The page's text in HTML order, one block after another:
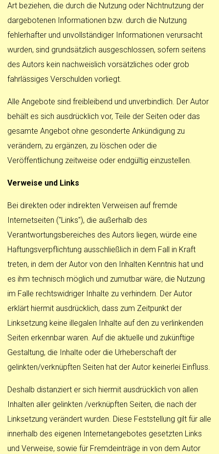
Art beziehen, die durch die Nutzung oder Nichtnutzung der
dargebotenen Informationen bzw. durch die Nutzung
fehlerhafter und unvollständiger Informationen verursacht
wurden, sind grundsätzlich ausgeschlossen, sofern seitens
des Autors kein nachweislich vorsätzliches oder grob
fahrlässiges Verschulden vorliegt.
Alle Angebote sind freibleibend und unverbindlich. Der Autor
behält es sich ausdrücklich vor, Teile der Seiten oder das
gesamte Angebot ohne gesonderte Ankündigung zu
verändern, zu ergänzen, zu löschen oder die
Veröffentlichung zeitweise oder endgültig einzustellen.
Verweise und Links
Bei direkten oder indirekten Verweisen auf fremde
Internetseiten ("Links"), die außerhalb des
Verantwortungsbereiches des Autors liegen, würde eine
Haftungsverpflichtung ausschließlich in dem Fall in Kraft
treten, in dem der Autor von den Inhalten Kenntnis hat und
es ihm technisch möglich und zumutbar wäre, die Nutzung
im Falle rechtswidriger Inhalte zu verhindern. Der Autor
erklärt hiermit ausdrücklich, dass zum Zeitpunkt der
Linksetzung keine illegalen Inhalte auf den zu verlinkenden
Seiten erkennbar waren. Auf die aktuelle und zukünftige
Gestaltung, die Inhalte oder die Urheberschaft der
gelinkten/verknüpften Seiten hat der Autor keinerlei Einfluss.
Deshalb distanziert er sich hiermit ausdrücklich von allen
Inhalten aller gelinkten /verknüpften Seiten, die nach der
Linksetzung verändert wurden. Diese Feststellung gilt für alle
innerhalb des eigenen Internetangebotes gesetzten Links
und Verweise, sowie für Fremdeinträge in von dem Autor